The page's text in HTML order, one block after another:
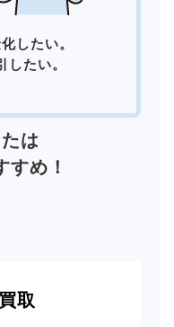
したい。
したい。
は
すめ！
取